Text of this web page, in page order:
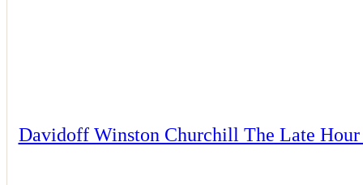
Davidoff Winston Churchill The Late Hour